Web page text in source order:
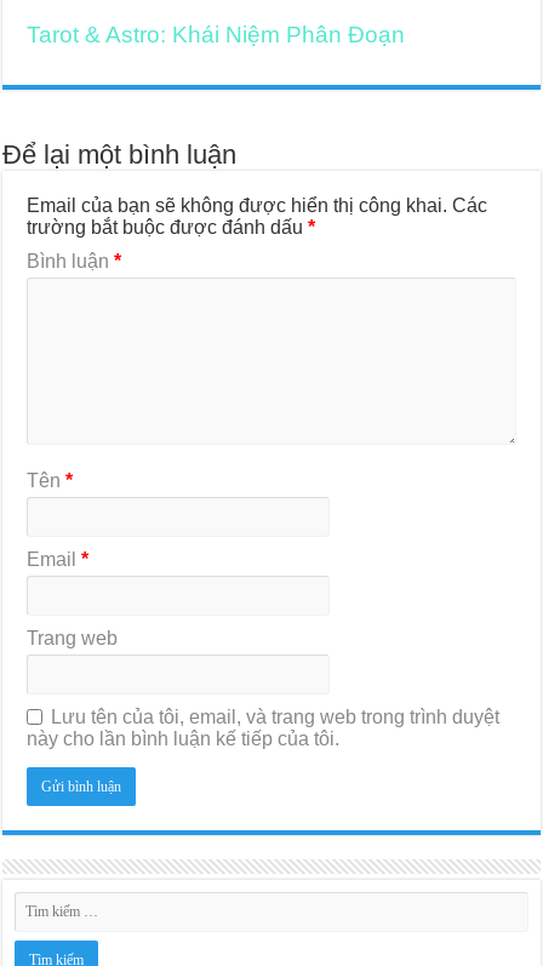
Tarot & Astro: Khái Niệm Phân Đoạn
Để lại một bình luận
Email của bạn sẽ không được hiển thị công khai. Các
trường bắt buộc được đánh dấu*
Bình luận*
Tên*
Email*
Trang web
Lưu tên của tôi, email, và trang web trong trình duyệt
này cho lần bình luận kế tiếp của tôi.